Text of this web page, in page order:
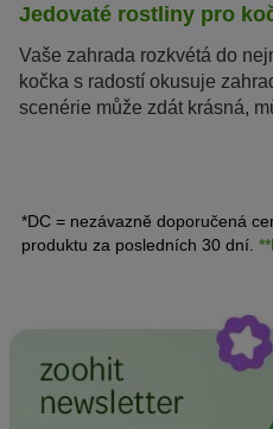
Jedovaté rostliny pro
Vaše zahrada rozkvétá do
kočka s radostí okusuje
scenérie může zdát krásná,
*DC = nezávazně doporučená
produktu za posledních 30 dní.